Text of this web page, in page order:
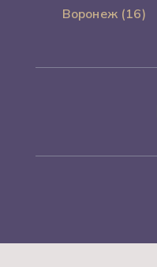
Воронеж (16)